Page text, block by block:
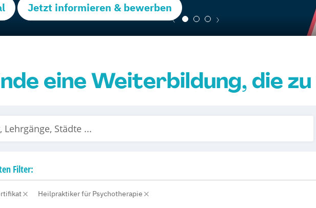
Jetzt informieren & bewerben
eine Weiterbildung, die
Filter:
Heilpraktiker für Psychotherapie